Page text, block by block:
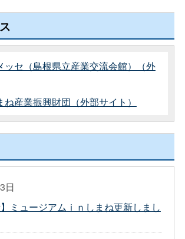
ッセ（島根県立産業交流会館）（外
ね産業振興財団（外部サイト）
日
】ミュージアムｉｎしまね更新しまし